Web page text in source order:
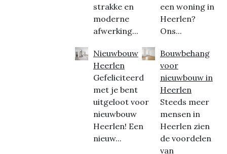
strakke en
moderne
afwerking...
Nieuwbouw
Heerlen
Gefeliciteerd
met je bent
uitgeloot voor
nieuwbouw
Heerlen! Een
nieuw...
een woning in
Heerlen?
Ons...
Bouwbehang
voor
nieuwbouw in
Heerlen
Steeds meer
mensen in
Heerlen zien
de voordelen
van